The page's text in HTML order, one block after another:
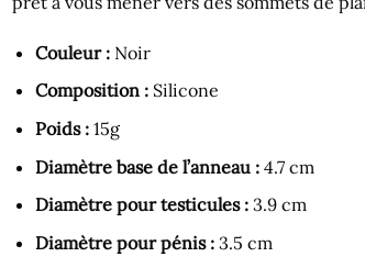
Couleur :Noir
Composition :Silicone
Poids :15g
Diamètre base de l’anneau : 4.7 cm
Diamètre pour testicules :3.9 cm
Diamètre pour pénis : 3.5 cm